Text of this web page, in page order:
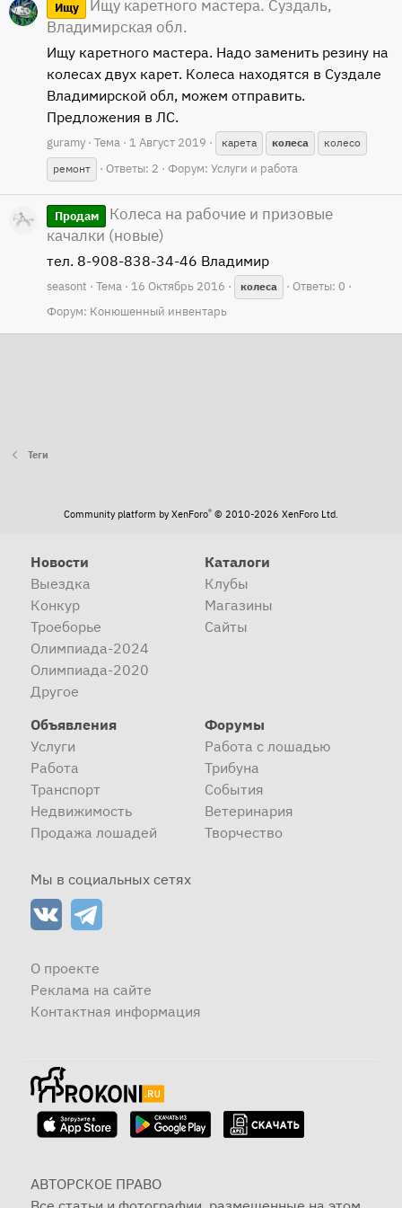
Ищу
Ищу каретного мастера. Суздаль,
Владимирская обл.
Ищу каретного мастера. Надо заменить резину на
колесах двух карет. Колеса находятся в Суздале
Владимирской обл, можем отправить.
Предложения в ЛС.
guramy Тема 1 Август 2019 карета колеса
колесо
ремонт
Ответы: 2 Форум: Услуги и работа
Продам
Колеса на рабочие и призовые
качалки (новые)
тел. 8-908-838-34-46 Владимир
seasont Тема 16 Октябрь 2016 колеса
Ответы: 0
Форум: Конюшенный инвентарь
Теги
Community platform by XenForo® © 2010-2026 XenForo Ltd.
Новости
Выездка
Конкур
Троеборье
Олимпиада-2024
Олимпиада-2020
Другое
Каталоги
Клубы
Магазины
Сайты
Объявления
Услуги
Работа
Транспорт
Недвижимость
Продажа лошадей
Форумы
Работа с лошадью
Трибуна
События
Ветеринария
Творчество
Мы в социальных сетях
О проекте
Реклама на сайте
Контактная информация
АВТОРСКОЕ ПРАВО